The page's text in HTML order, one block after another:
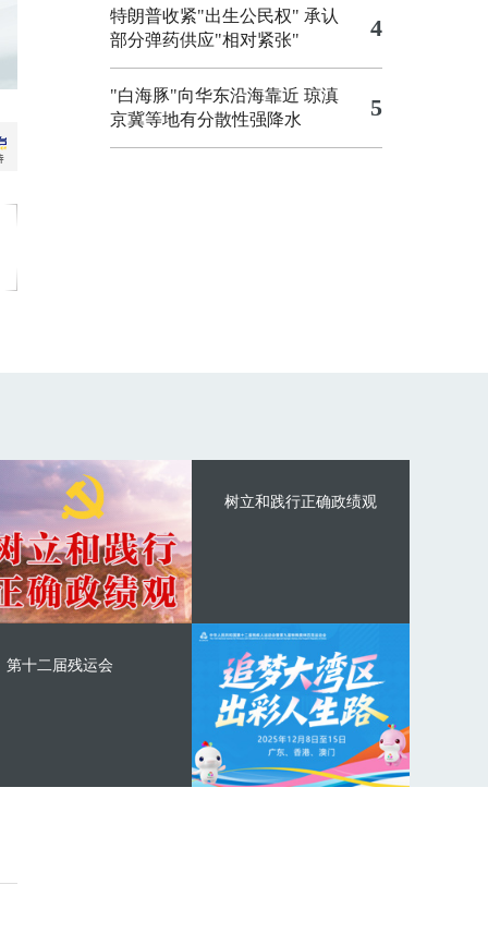
特朗普收紧"出生公民权" 承认
部分弹药供应"相对紧张"
4
"白海豚"向华东沿海靠近 琼滇
京冀等地有分散性强降水
5
树立和践行正确政绩观
第十二届残运会